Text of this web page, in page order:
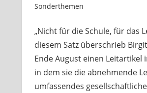
Sonderthemen
„Nicht für die Schule, für das
diesem Satz überschrieb
Ende August einen Leitartikel
in dem sie die abnehmende
umfassendes